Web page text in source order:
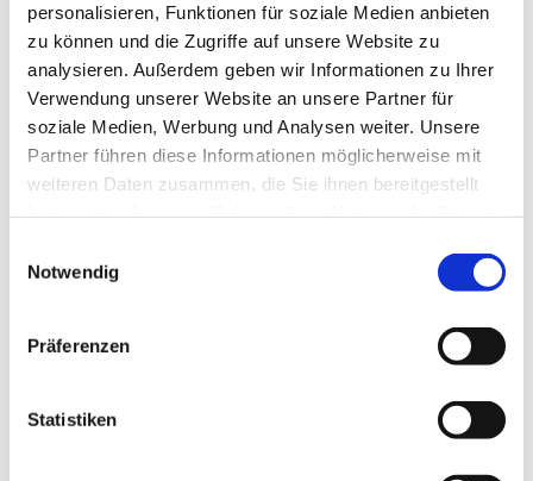
personalisieren, Funktionen für soziale Medien anbieten
zu können und die Zugriffe auf unsere Website zu
analysieren. Außerdem geben wir Informationen zu Ihrer
Verwendung unserer Website an unsere Partner für
soziale Medien, Werbung und Analysen weiter. Unsere
Partner führen diese Informationen möglicherweise mit
weiteren Daten zusammen, die Sie ihnen bereitgestellt
Notwendig
Präferenzen
Statistiken